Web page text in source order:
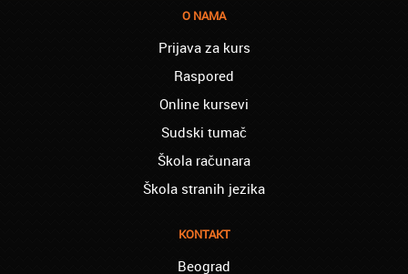
Natasa iz Kraljeva:
Najbolji knjigovodstveni program! Sa
lakoćom sam savladala tromesečni kurs
Dragan iz Čačka:
profesionalnost u našoj zemlji i naravno
usluga, sve pohvale od mene
Moja ćerka je završila vanredno medicinsku
Mogu samo da Vam poželim sve najbolje i
O NAMA
Prijava za kurs
Raspored
Online kursevi
Sudski tumač
Škola računara
Škola stranih jezika
KONTAKT
Beograd